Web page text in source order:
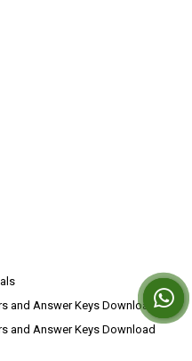
and Answer Keys Download
and Answer Keys Download